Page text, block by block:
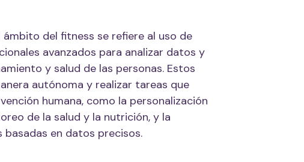
del fitness se refiere al uso de
avanzados para analizar datos y
y salud de las personas. Estos
autónoma y realizar tareas que
humana, como la personalización
de la salud y la nutrición, y la
en datos precisos.